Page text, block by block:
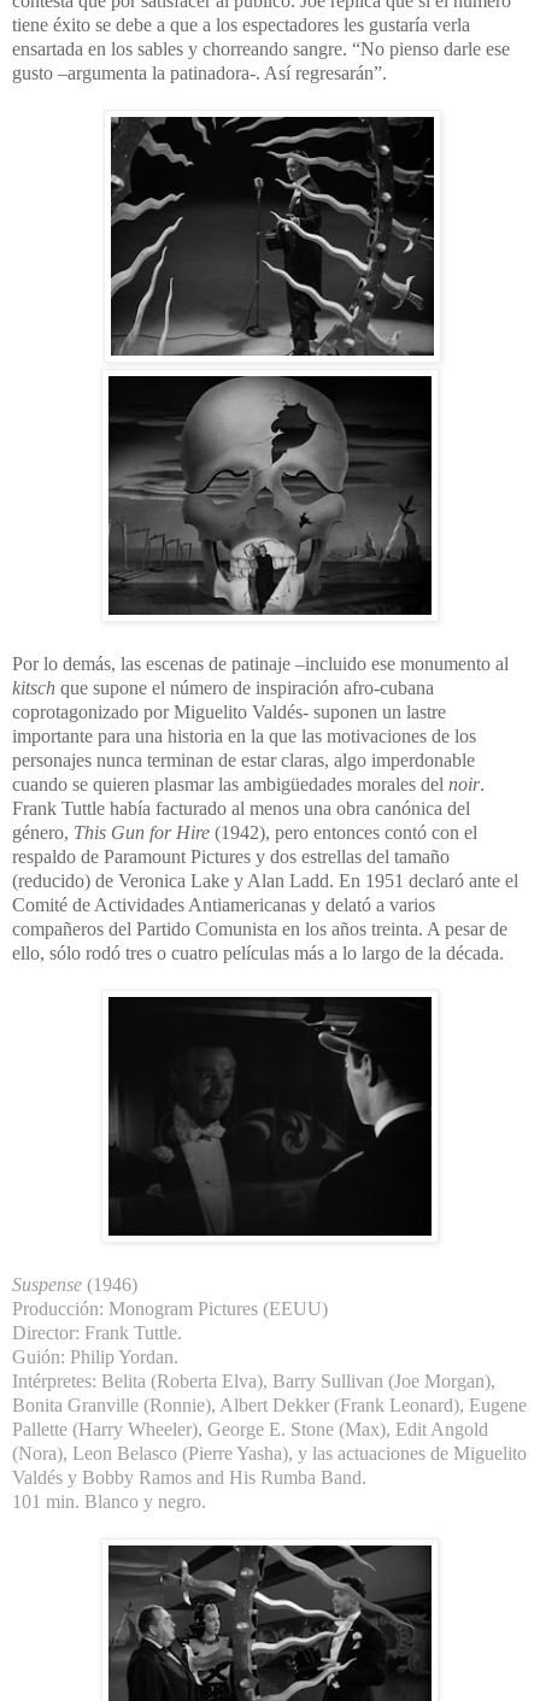
tiene éxito se debe a que a los espectadores les gustaría verla
ensartada en los sables y chorreando sangre. “No pienso darle ese
gusto –argumenta la patinadora-. Así regresarán”.
Por lo demás, las escenas de patinaje –incluido ese monumento al
kitsch que supone el número de inspiración afro-cubana
coprotagonizado por Miguelito Valdés- suponen un lastre
importante para una historia en la que las motivaciones de los
personajes nunca terminan de estar claras, algo imperdonable
cuando se quieren plasmar las ambigüedades morales del noir.
Frank Tuttle había facturado al menos una obra canónica del
género, This Gun for Hire (1942), pero entonces contó con el
respaldo de Paramount Pictures y dos estrellas del tamaño
(reducido) de Veronica Lake y Alan Ladd. En 1951 declaró ante el
Comité de Actividades Antiamericanas y delató a varios
compañeros del Partido Comunista en los años treinta. A pesar de
ello, sólo rodó tres o cuatro películas más a lo largo de la década.
Suspense (1946)
Producción: Monogram Pictures (EEUU)
Director: Frank Tuttle.
Guión: Philip Yordan.
Intérpretes: Belita (Roberta Elva), Barry Sullivan (Joe Morgan),
Bonita Granville (Ronnie), Albert Dekker (Frank Leonard), Eugene
Pallette (Harry Wheeler), George E. Stone (Max), Edit Angold
(Nora), Leon Belasco (Pierre Yasha), y las actuaciones de Miguelito
Valdés y Bobby Ramos and His Rumba Band.
101 min. Blanco y negro.